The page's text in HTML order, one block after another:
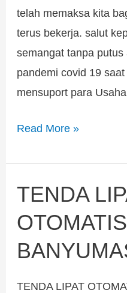
telah memaksa kita
terus bekerja. salut
semangat tanpa
pandemi covid 19
mensuport para
Read More »
TENDA
OTOMATIS
TENDA LIPAT
TENDA
OTOMATIS
BANYUMAS